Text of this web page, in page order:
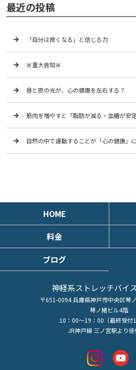
最近の投稿
「自分は良くなる」と信じる力
🚨重大告知🚨
昼と夜の光が、心の健康を左右する？
筋肉を増やすと「脂肪が減る・血糖が安
自然の中で運動することが「心の健康」
HOME
料金
ブログ
神経系ストレッチバイ
〒651-0094 兵庫県神戸市中央区琴
琴ノ緒ビル4階
10：00～19：00（最終受付
JR神戸線 三ノ宮駅より